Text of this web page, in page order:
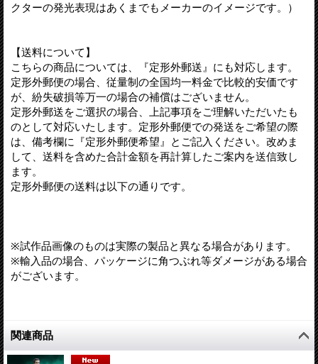
クターの発光表現はあくまでもメーカーのイメージです。）
【送料について】
こちらの商品については、『定形外郵送』にも対応します。
定形外郵便の場合、従量制の全国均一料金で比較的安価です
が、紛失破損等万一の場合の補償はございません。
定形外郵送をご選択の場合、上記事項をご理解いただいたも
のとして対応いたします。定形外郵便での発送をご希望の際
は、備考欄に『定形外郵便希望』とご記入ください。改めま
して、送料を含めた合計金額を再計算したご案内を送信致し
ます。
定形外郵便の送料は以下の通りです。
※試作品画像のものは実際の製品と異なる場合があります。
※輸入品の場合、パッケージに角つぶれ等ダメージがある場合
がございます。
関連商品